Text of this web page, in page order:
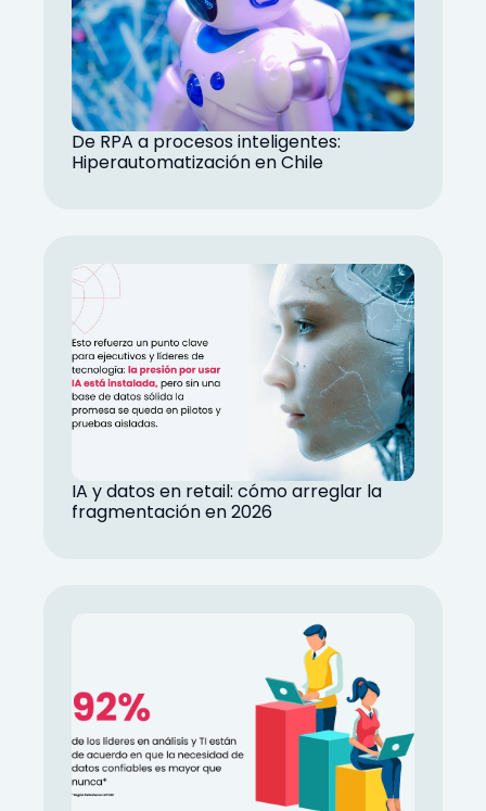
De RPA a procesos inteligentes:
Hiperautomatización en Chile
IA y datos en retail: cómo arreglar la
fragmentación en 2026